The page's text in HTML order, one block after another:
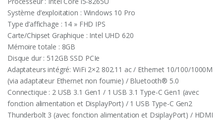
Système d’exploitation : Windows 10 Pro
Type d’affichage : 14 » FHD IPS
Carte/Chipset Graphique : Intel UHD 620
Mémoire totale : 8GB
Disque dur : 512GB SSD PCIe
Adaptateurs intégré: WiFi 2×2 802.11 ac / Ethernet 10/100/1000M
(via adaptateur Ethernet non fournie) / Bluetooth® 5.0
Connectique : 2 USB 3.1 Gen1 / 1 USB 3.1 Type-C Gen1 (avec
fonction alimentation et DisplayPort) / 1 USB Type-C Gen2
Thunderbolt 3 (avec fonction alimentation et DsiplayPort) / HDMI